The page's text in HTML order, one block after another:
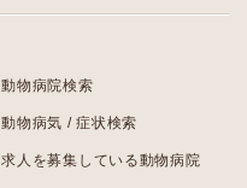
動物病院検索
動物病気 / 症状検索
求人を募集している動物病院